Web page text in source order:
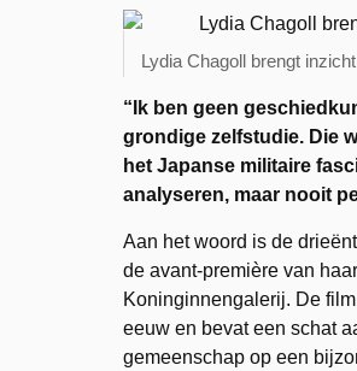
Lydia Chagoll brengt
“Ik ben geen
grondige zelfstudie. Die
het Japanse militaire
analyseren, maar nooit
Aan het woord is de
de avant-première van
Koninginnengalerij. De
eeuw en bevat een schat
gemeenschap op een